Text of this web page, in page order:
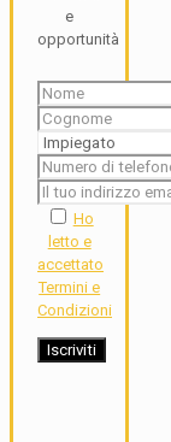
e
opportunità
Ho
letto e
accettato
Termini e
Condizioni